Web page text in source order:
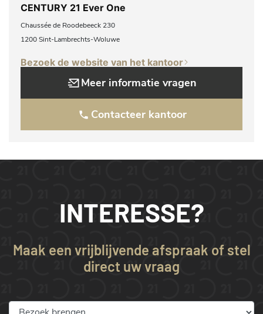
CENTURY 21 Ever One
Chaussée de Roodebeeck 230
1200 Sint-Lambrechts-Woluwe
Bezoek de website van het kantoor
Meer informatie vragen
Contacteer kantoor
INTERESSE?
Maak een vrijblijvende afspraak of stel
direct uw vraag